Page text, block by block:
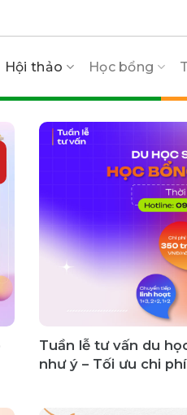
Hội thảo Học bổng
Tuần lễ tư vấn du
như ý – Tối ưu chi phí